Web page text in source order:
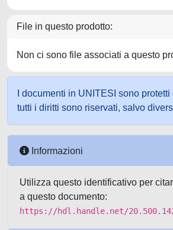
File in questo prodotto:
Non ci sono file associati a questo
I documenti in UNITESI sono
tutti i diritti sono riservati, salvo
Informazioni
Utilizza questo identificativo per
a questo documento:
https://hdl.handle.net/